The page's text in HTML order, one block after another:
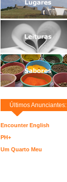
Últimos Anunciantes:
Encounter English
PH+
Um Quarto Meu